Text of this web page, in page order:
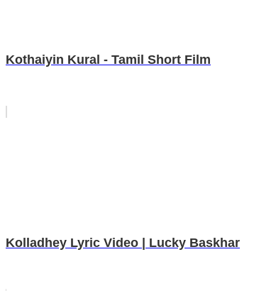
Kothaiyin Kural - Tamil Short Film
Kolladhey Lyric Video | Lucky Baskhar